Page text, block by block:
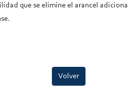
que se elimine el arancel
Volver